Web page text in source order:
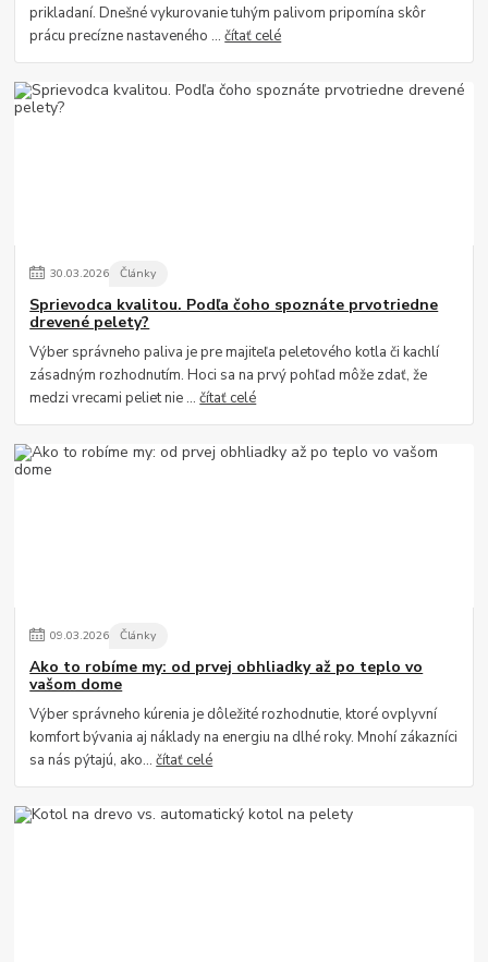
prikladaní. Dnešné vykurovanie tuhým palivom pripomína skôr
prácu precízne nastaveného ...čítať celé
30.03.2026 Články
Sprievodca kvalitou. Podľa čoho spoznáte prvotriedne
drevené pelety?
Výber správneho paliva je pre majiteľa peletového kotla či kachlí
zásadným rozhodnutím. Hoci sa na prvý pohľad môže zdať, že
medzi vrecami peliet nie ...čítať celé
09.03.2026 Články
Ako to robíme my: od prvej obhliadky až po teplo vo
vašom dome
Výber správneho kúrenia je dôležité rozhodnutie, ktoré ovplyvní
komfort bývania aj náklady na energiu na dlhé roky. Mnohí zákazníci
sa nás pýtajú, ako...čítať celé